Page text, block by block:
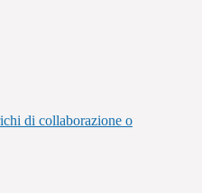
di collaborazione o